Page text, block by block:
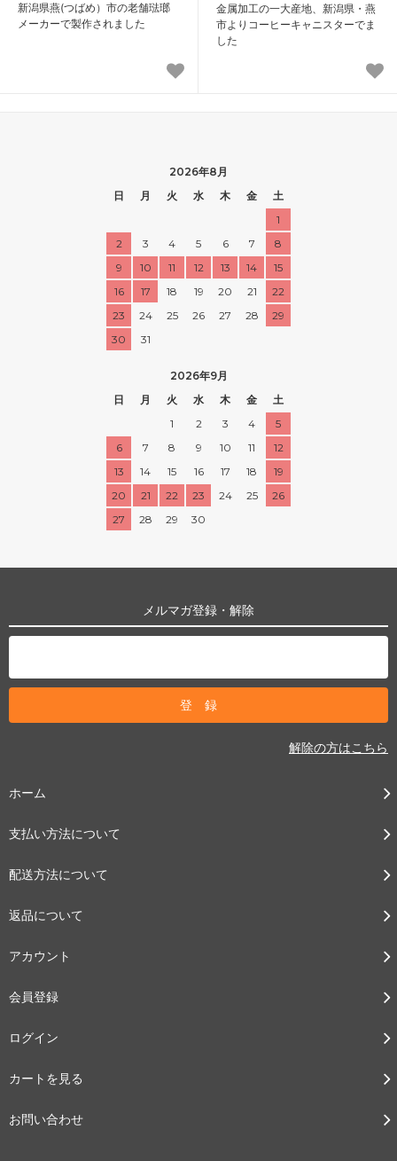
新潟県燕(つばめ）市の老舗琺瑯
メーカーで製作されました
金属加工の一大産地、新潟県・燕
市よりコーヒーキャニスターでま
した
2026年8月
日
月 火 水 木 金
土
1
2
3 4 5 6 7
8
9
10 11 12 13 14
15
16
17 18 19 20 21
22
23
24 25 26 27 28
29
30
31
2026年9月
日
月 火 水 木 金
土
1
2 3 4
5
6
7 8 9 10 11
12
13
14 15 16 17 18
19
20
21 22 23 24 25
26
27
28 29 30
メルマガ登録・解除
解除の方はこちら
ホーム
支払い方法について
配送方法について
返品について
アカウント
会員登録
ログイン
カートを見る
お問い合わせ